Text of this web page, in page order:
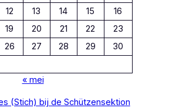
12 13 14 15
16
19 20 21 22
23
26 27 28 29
30
« mei
(Stich) bij de Schützensektion